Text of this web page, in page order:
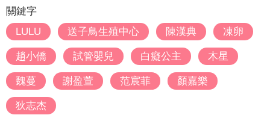
關鍵字
LULU
送子鳥生殖中心 陳漢典 凍卵
趙小僑 試管嬰兒 白癡公主 木星
魏蔓 謝盈萱 范宸菲 顏嘉樂
狄志杰